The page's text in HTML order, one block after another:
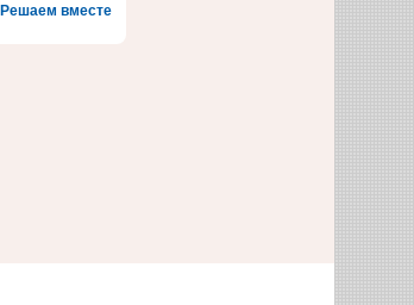
Решаем вместе